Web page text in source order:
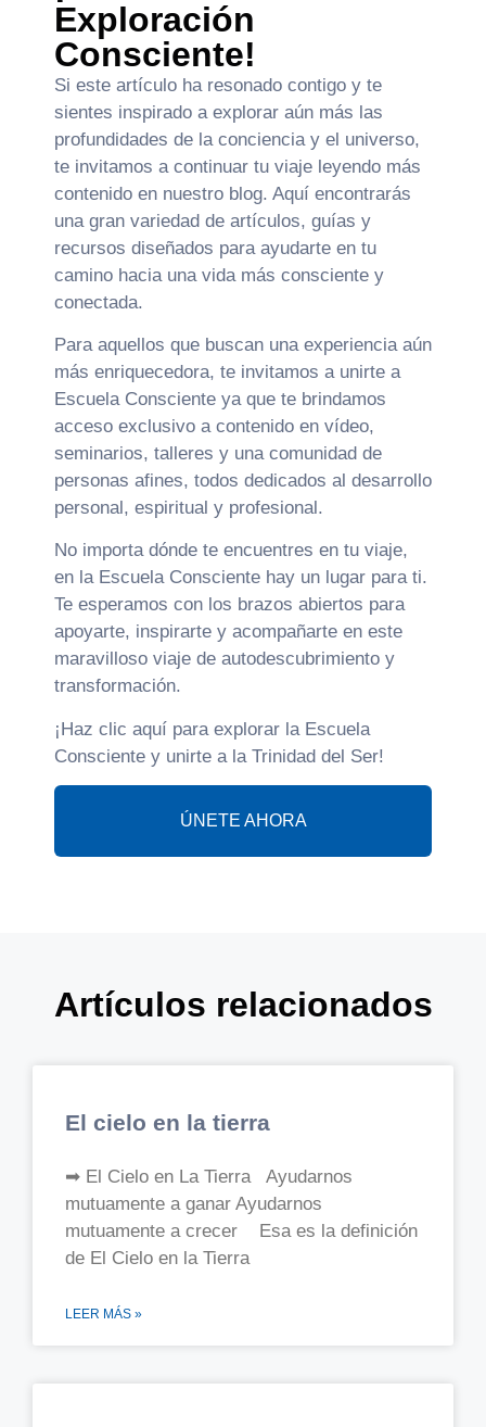
Exploración
Consciente!
Si este artículo ha resonado contigo y te
sientes inspirado a explorar aún más las
profundidades de la conciencia y el universo,
te invitamos a continuar tu viaje leyendo más
contenido en nuestro blog. Aquí encontrarás
una gran variedad de artículos, guías y
recursos diseñados para ayudarte en tu
camino hacia una vida más consciente y
conectada.
Para aquellos que buscan una experiencia aún
más enriquecedora, te invitamos a unirte a
Escuela Consciente ya que te brindamos
acceso exclusivo a contenido en vídeo,
seminarios, talleres y una comunidad de
personas afines, todos dedicados al desarrollo
personal, espiritual y profesional.
No importa dónde te encuentres en tu viaje,
en la Escuela Consciente hay un lugar para ti.
Te esperamos con los brazos abiertos para
apoyarte, inspirarte y acompañarte en este
maravilloso viaje de autodescubrimiento y
transformación.
¡Haz clic aquí para explorar la Escuela
Consciente y unirte a la Trinidad del Ser!
ÚNETE AHORA
Artículos relacionados
El cielo en la tierra
➡ El Cielo en La Tierra Ayudarnos
mutuamente a ganar Ayudarnos
mutuamente a crecer Esa es la definición
de El Cielo en la Tierra
LEER MÁS »